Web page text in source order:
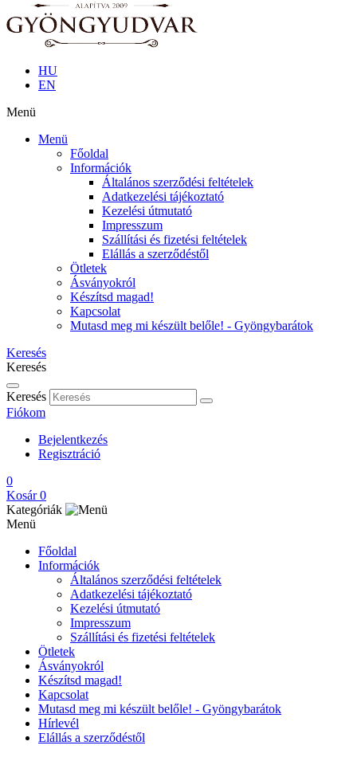
HU
EN
Menü
Menü
Főoldal
Információk
Általános szerződési feltételek
Adatkezelési tájékoztató
Kezelési útmutató
Impresszum
Szállítási és fizetési feltételek
Elállás a szerződéstől
Ötletek
Ásványokról
Készítsd magad!
Kapcsolat
Mutasd meg mi készült belőle! - Gyöngybarátok
Keresés
Keresés
Keresés
Fiókom
Bejelentkezés
Regisztráció
0
Kosár 0
Kategóriák
Menü
Főoldal
Információk
Általános szerződési feltételek
Adatkezelési tájékoztató
Kezelési útmutató
Impresszum
Szállítási és fizetési feltételek
Ötletek
Ásványokról
Készítsd magad!
Kapcsolat
Mutasd meg mi készült belőle! - Gyöngybarátok
Hírlevél
Elállás a szerződéstől